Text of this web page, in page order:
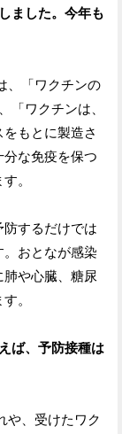
ました。今年も
、「ワクチンの
「ワクチンは、
もとに製造さ
な免疫を保つ
。
するだけでは
おとなが感染
や心臓、糖尿
。
ば、予防接種は
や、受けたワク